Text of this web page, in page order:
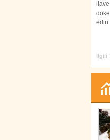
ilave
edin.
İlgili